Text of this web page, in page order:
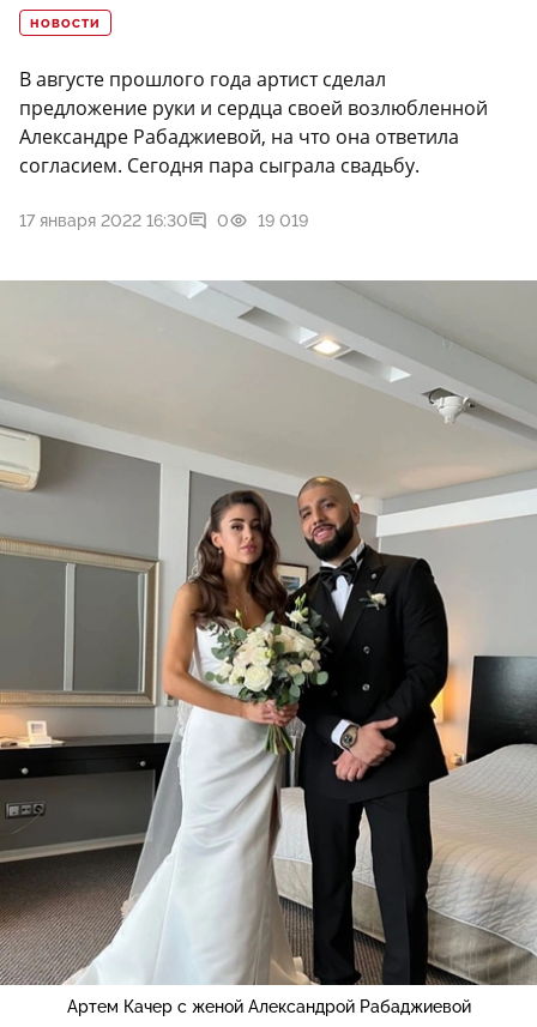
НОВОСТИ
В августе прошлого года артист сделал
предложение руки и сердца своей возлюбленной
Александре Рабаджиевой, на что она ответила
согласием. Сегодня пара сыграла свадьбу.
17 января 2022 16:30 0 19 019
Артем Качер с женой Александрой Рабаджиевой